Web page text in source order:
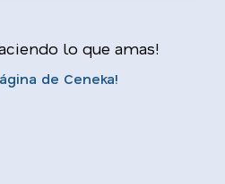
lo que amas!
de Ceneka!